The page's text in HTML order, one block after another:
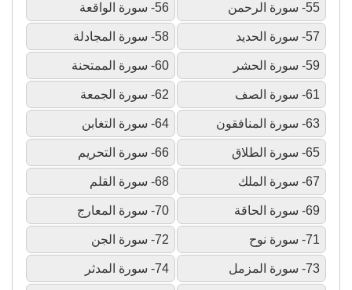
55- سورة الرحمن 56- سورة الواقعة
57- سورة الحديد 58- سورة المجادلة
59- سورة الحشر 60- سورة الممتحنة
61- سورة الصف 62- سورة الجمعة
63- سورة المنافقون 64- سورة التغابن
65- سورة الطلاق 66- سورة التحريم
67- سورة الملك 68- سورة القلم
69- سورة الحاقة 70- سورة المعارج
71- سورة نوح 72- سورة الجن
73- سورة المزمل 74- سورة المدثر